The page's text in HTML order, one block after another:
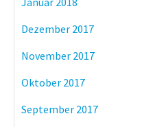
Dezember 2017
November 2017
Oktober 2017
September 2017